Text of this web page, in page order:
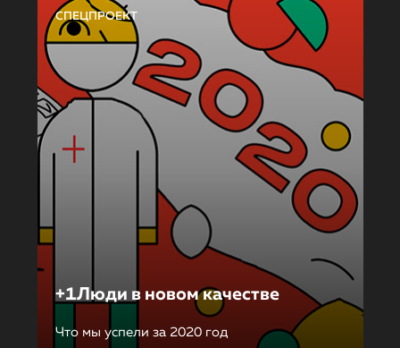
СПЕЦПРОЕКТ
+1Люди в новом качестве
Что мы успели за 2020 год